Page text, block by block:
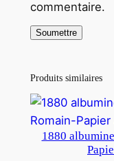
commentaire.
Produits similaires
1880